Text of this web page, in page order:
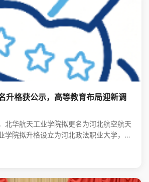
升格获公示，高等教育布局迎新调
北华航天工业学院拟更名为河北航空航天
学院拟升格设立为河北政法职业大学，标